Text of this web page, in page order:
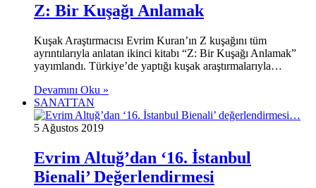
Z: Bir Kuşağı Anlamak
Kuşak Araştırmacısı Evrim Kuran’ın Z kuşağını tüm
ayrıntılarıyla anlatan ikinci kitabı “Z: Bir Kuşağı Anlamak”
yayımlandı. Türkiye’de yaptığı kuşak araştırmalarıyla…
Devamını Oku »
SANATTAN
5 Ağustos 2019
Evrim Altuğ’dan ‘16. İstanbul
Bienali’ Değerlendirmesi